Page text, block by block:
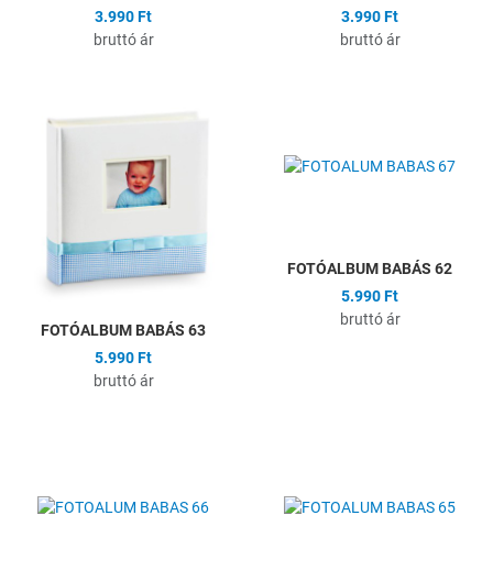
3.990 Ft
bruttó ár
3.990 Ft
bruttó ár
Összehasonlítás
FOTÓALBUM BABÁS 63
5.990 Ft
bruttó ár
FOTÓALBUM BABÁS 62
5.990 Ft
bruttó ár
Összehasonlítás